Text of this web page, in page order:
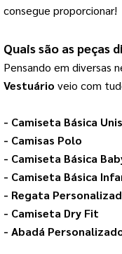
consegue proporcionar!
Quais são as peças
Pensando em diversas
Vestuário veio com
- Camiseta Básica
- Camisas Polo
- Camiseta Básica
- Camiseta Básica
- Regata
- Camiseta Dry Fit
- Abadá